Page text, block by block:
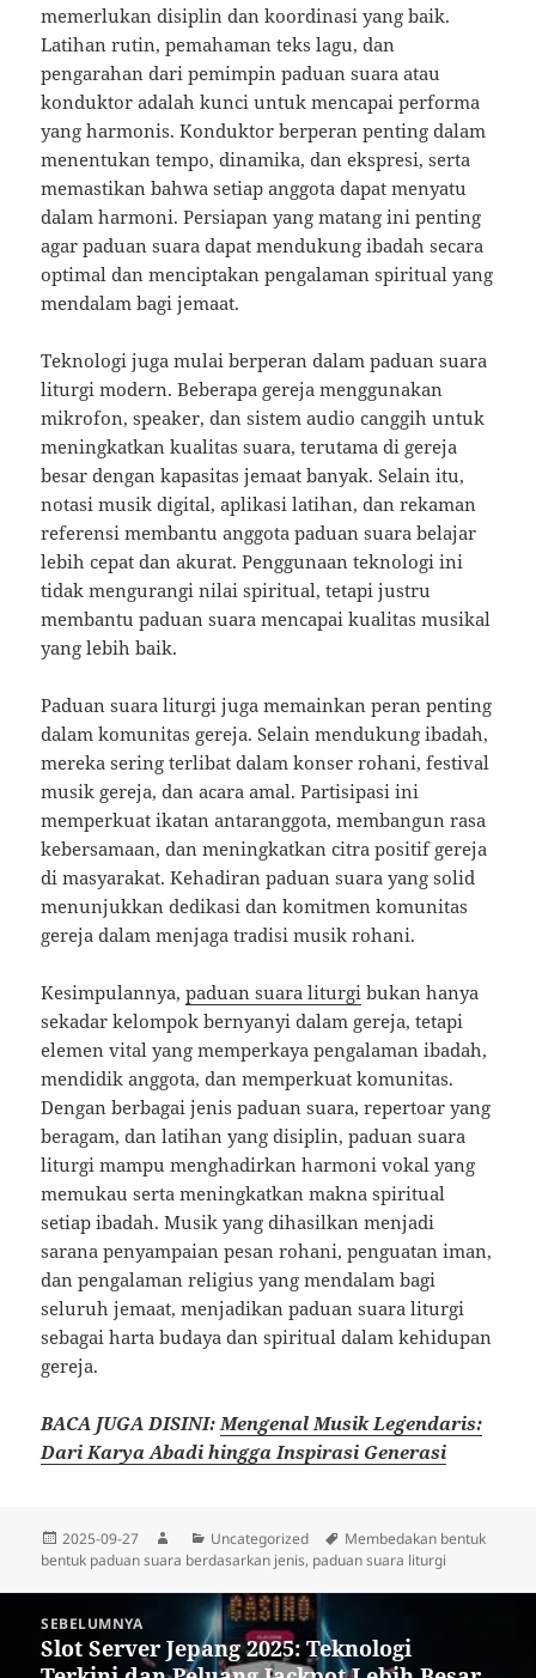
memerlukan disiplin dan koordinasi yang baik.
Latihan rutin, pemahaman teks lagu, dan
pengarahan dari pemimpin paduan suara atau
konduktor adalah kunci untuk mencapai performa
yang harmonis. Konduktor berperan penting dalam
menentukan tempo, dinamika, dan ekspresi, serta
memastikan bahwa setiap anggota dapat menyatu
dalam harmoni. Persiapan yang matang ini penting
agar paduan suara dapat mendukung ibadah secara
optimal dan menciptakan pengalaman spiritual yang
mendalam bagi jemaat.
Teknologi juga mulai berperan dalam paduan suara
liturgi modern. Beberapa gereja menggunakan
mikrofon, speaker, dan sistem audio canggih untuk
meningkatkan kualitas suara, terutama di gereja
besar dengan kapasitas jemaat banyak. Selain itu,
notasi musik digital, aplikasi latihan, dan rekaman
referensi membantu anggota paduan suara belajar
lebih cepat dan akurat. Penggunaan teknologi ini
tidak mengurangi nilai spiritual, tetapi justru
membantu paduan suara mencapai kualitas musikal
yang lebih baik.
Paduan suara liturgi juga memainkan peran penting
dalam komunitas gereja. Selain mendukung ibadah,
mereka sering terlibat dalam konser rohani, festival
musik gereja, dan acara amal. Partisipasi ini
memperkuat ikatan antaranggota, membangun rasa
kebersamaan, dan meningkatkan citra positif gereja
di masyarakat. Kehadiran paduan suara yang solid
menunjukkan dedikasi dan komitmen komunitas
gereja dalam menjaga tradisi musik rohani.
Kesimpulannya,paduan suara liturgi bukan hanya
sekadar kelompok bernyanyi dalam gereja, tetapi
elemen vital yang memperkaya pengalaman ibadah,
mendidik anggota, dan memperkuat komunitas.
Dengan berbagai jenis paduan suara, repertoar yang
beragam, dan latihan yang disiplin, paduan suara
liturgi mampu menghadirkan harmoni vokal yang
memukau serta meningkatkan makna spiritual
setiap ibadah. Musik yang dihasilkan menjadi
sarana penyampaian pesan rohani, penguatan iman,
dan pengalaman religius yang mendalam bagi
seluruh jemaat, menjadikan paduan suara liturgi
sebagai harta budaya dan spiritual dalam kehidupan
gereja.
BACA JUGA DISINI: Mengenal Musik Legendaris:
Dari Karya Abadi hingga Inspirasi Generasi
Diposkan
pada
2025-09-27 PenulisKategori
Uncategorized Tag
Membedakan bentuk
bentuk paduan suara berdasarkan jenis, paduan suara liturgi
SEBELUMNYA
Pos
Slot Server Jepang 2025: Teknologi